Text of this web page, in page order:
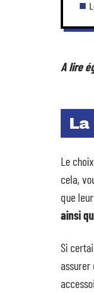
A lire
Le
cela,
que
ainsi
Si
assurer